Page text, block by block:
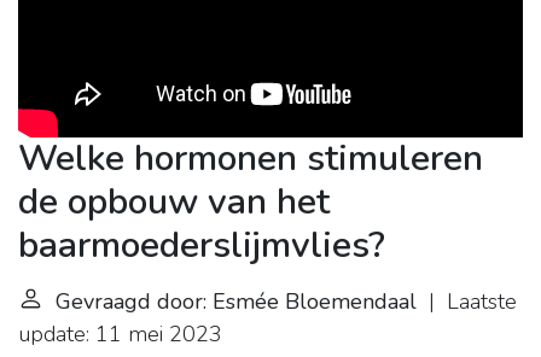
Welke hormonen stimuleren
de opbouw van het
baarmoederslijmvlies?
Gevraagd door: Esmée Bloemendaal | Laatste
update: 11 mei 2023